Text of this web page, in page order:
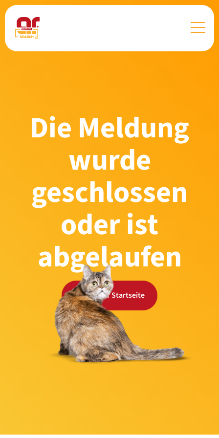
Die Meldung
wurde
geschlossen
oder ist
abgelaufen
Zurück zur Startseite